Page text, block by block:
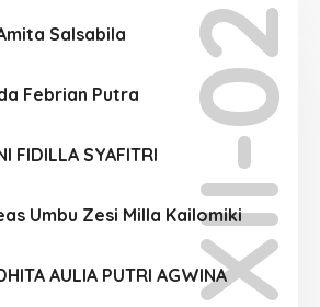
XII-02
Salsabila
Febrian Putra
FIDILLA SYAFITRI
Umbu Zesi Milla Kailomiki
AULIA PUTRI AGWINA